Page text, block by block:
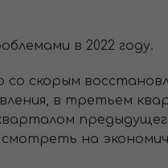
в 2022 году.
со скорым
в третьем
на